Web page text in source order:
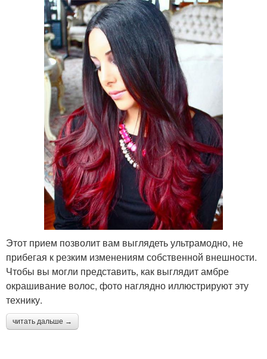
Этот прием позволит вам выглядеть ультрамодно, не
прибегая к резким изменениям собственной внешности.
Чтобы вы могли представить, как выглядит амбре
окрашивание волос, фото наглядно иллюстрируют эту
технику.
читать дальше →